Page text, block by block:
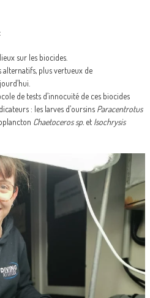
sur les biocides.
alternatifs, plus vertueux de
de tests d’innocuité de ces biocides
: les larves d’oursins Paracentrotus
Chaetoceros sp. et Isochrysis